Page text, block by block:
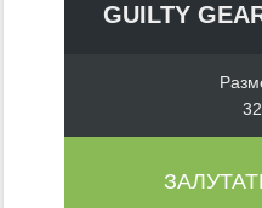
GUILTY